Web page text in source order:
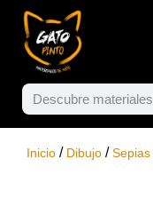
Inicio / Dibujo /Sepias